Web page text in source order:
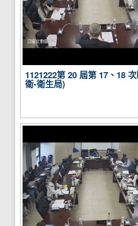
1121222第 20 屆第 17、18
衛-衛生局)